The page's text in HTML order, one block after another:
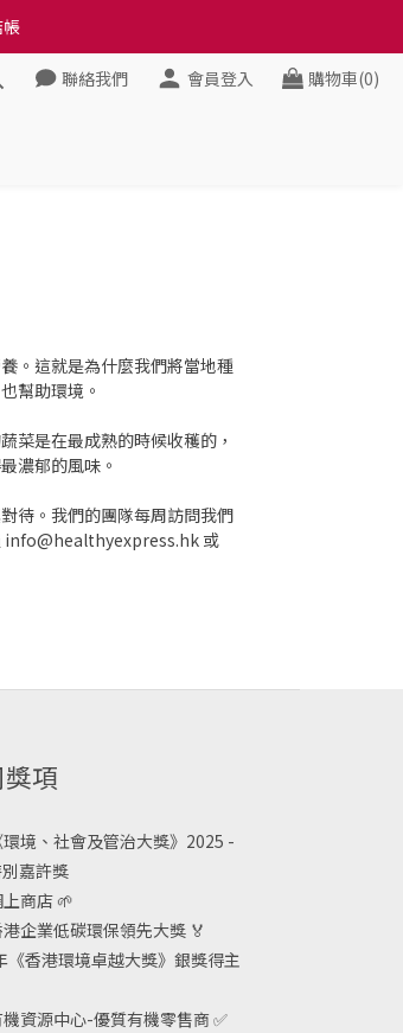
聯絡我們 會員登入 購物車(0)
。這就是為什麼我們將當地種
幫助環境。
菜是在最成熟的時候收穫的，
濃郁的風味。
待。我們的團隊每周訪問我們
info@healthyexpress.hk 或
項
環境、社會及管治大獎》2025 -
嘉許獎
商店🌱
企業低碳環保領先大獎🏅
《香港環境卓越大獎》銀獎得主
資源中心-優質有機零售商✅